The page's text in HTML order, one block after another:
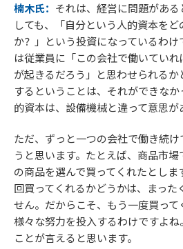
楠木氏： それは、経営に問題があ
しても、「自分という人的資本を
か？」という投資になっているわ
は従業員に「この会社で働いてい
が起きるだろう」と思わせられる
するということは、それができな
的資本は、設備機械と違って意思が
ただ、ずっと一つの会社で働き続
うと思います。たとえば、商品市
の商品を選んで買ってくれたとし
回買ってくれるかどうかは、まっ
せん。だからこそ、もう一度買っ
様々な努力を投入するわけですよ
ことが言えると思います。